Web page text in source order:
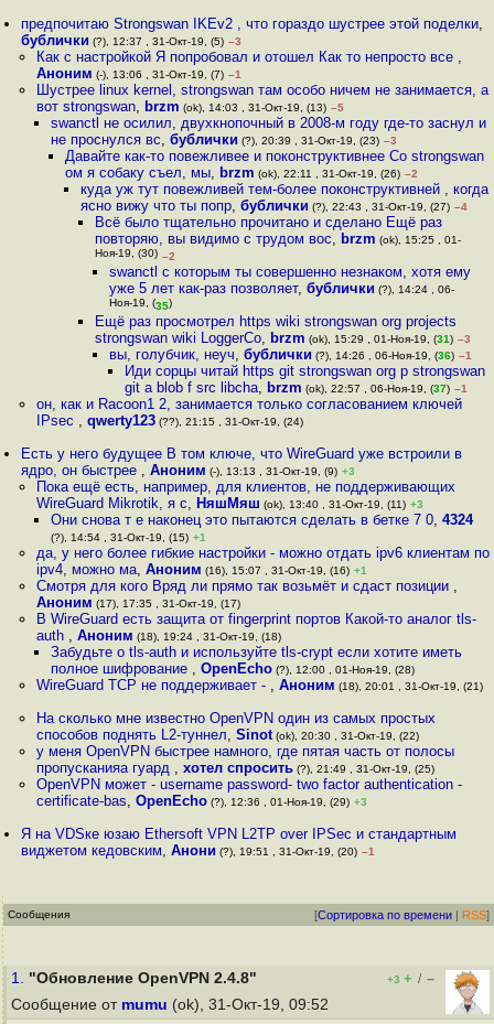
предпочитаю Strongswan IKEv2 , что гораздо шустрее этой поделки,
бублички (?), 12:37 , 31-Окт-19, (5) –3
Как с настройкой Я попробовал и отошел Как то непросто все ,
Аноним (-), 13:06 , 31-Окт-19, (7) –1
Шустрее linux kernel, strongswan там особо ничем не занимается, а
вот strongswan, brzm (ok), 14:03 , 31-Окт-19, (13) –5
swanctl не осилил, двухкнопочный в 2008-м году где-то заснул и
не проснулся вс, бублички (?), 20:39 , 31-Окт-19, (23) –3
Давайте как-то повежливее и поконструктивнее Со strongswan
ом я собаку съел, мы, brzm (ok), 22:11 , 31-Окт-19, (26) –2
куда уж тут повежливей тем-более поконструктивней , когда
ясно вижу что ты попр, бублички (?), 22:43 , 31-Окт-19, (27) –4
Всё было тщательно прочитано и сделано Ещё раз
повторяю, вы видимо с трудом вос, brzm (ok), 15:25 , 01-
Ноя-19, (30) –2
swanctl с которым ты совершенно незнаком, хотя ему
уже 5 лет как-раз позволяет,бублички (?), 14:24 , 06-
Ноя-19, (35)
Ещё раз просмотрел https wiki strongswan org projects
strongswan wiki LoggerCo, brzm (ok), 15:29 , 01-Ноя-19, (31) –3
вы, голубчик, неуч,бублички (?), 14:26 , 06-Ноя-19, (36) –1
Иди сорцы читай https git strongswan org p strongswan
git a blob f src libcha, brzm (ok), 22:57 , 06-Ноя-19, (37) –1
он, как и Racoon1 2, занимается только согласованием ключей
IPsec , qwerty123(??), 21:15 , 31-Окт-19, (24)
Есть у него будущее В том ключе, что WireGuard уже встроили в
ядро, он быстрее ,Аноним (-), 13:13 , 31-Окт-19, (9) +3
Пока ещё есть, например, для клиентов, не поддерживающих
WireGuard Mikrotik, я с, НяшМяш (ok), 13:40 , 31-Окт-19, (11) +3
Они снова т е наконец это пытаются сделать в бетке 7 0, 4324
(?), 14:54 , 31-Окт-19, (15) +1
да, у него более гибкие настройки - можно отдать ipv6 клиентам по
ipv4, можно ма, Аноним (16), 15:07 , 31-Окт-19, (16) +1
Смотря для кого Вряд ли прямо так возьмёт и сдаст позиции ,
Аноним (17), 17:35 , 31-Окт-19, (17)
В WireGuard есть защита от fingerprint портов Какой-то аналог tls-
auth , Аноним (18), 19:24 , 31-Окт-19, (18)
Забудьте о tls-auth и используйте tls-crypt если хотите иметь
полное шифрование , OpenEcho(?), 12:00 , 01-Ноя-19, (28)
WireGuard TCP не поддерживает - , Аноним (18), 20:01 , 31-Окт-19, (21)
На сколько мне известно OpenVPN один из самых простых
способов поднять L2-туннел, Sinot(ok), 20:30 , 31-Окт-19, (22)
у меня OpenVPN быстрее намного, где пятая часть от полосы
пропусканияа гуард , хотел спросить(?), 21:49 , 31-Окт-19, (25)
OpenVPN может - username password- two factor authentication -
certificate-bas, OpenEcho(?), 12:36 , 01-Ноя-19, (29) +3
Я на VDSке юзаю Ethersoft VPN L2TP over IPSec и стандартным
виджетом кедовским,Анони (?), 19:51 , 31-Окт-19, (20) –1
Сообщения [Сортировка по времени | RSS]
1. "Обновление OpenVPN 2.4.8" +3 + / –
Сообщение от mumu (ok), 31-Окт-19, 09:52